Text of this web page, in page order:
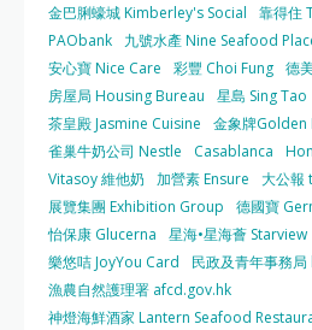
金巴脷蠔城 Kimberley's Social
靠得住
PAObank 九號水產 Nine Seafood
安心寶 Nice Care
彩豐 Choi Fung 德
房屋局 Housing Bureau
星島 Sing Tao
茶皇殿 Jasmine Cuisine
金象牌Golden
雀巢牛奶公司 Nestle
Casablanca
Vitasoy 維他奶
加營素 Ensure
大公報
展覽集團 Exhibition Group
德國寶
怡保康 Glucerna
星海•星海薈 Starview
樂悠咭 JoyYou Card
民政及青年事務
漁農自然護理署 afcd.gov.hk
神燈海鮮酒家 Lantern Seafood